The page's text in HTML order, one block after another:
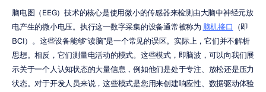
脑电图（EEG）技术的核心是使用微小的传感器来检测由大脑中神经元放
电产生的微小电压。执行这一数字采集的设备通常被称为 脑机接口 （即
BCI）。这些设备能够“读脑”是一个常见的误区。实际上，它们并不解析
思想。相反，它们测量电活动的模式。这些模式，即脑波，可以向我们展
示关于一个人认知状态的大量信息，例如他们是处于专注、放松还是压力
状态。对于开发人员来说，这些模式是您用来创建响应性、数据驱动体验